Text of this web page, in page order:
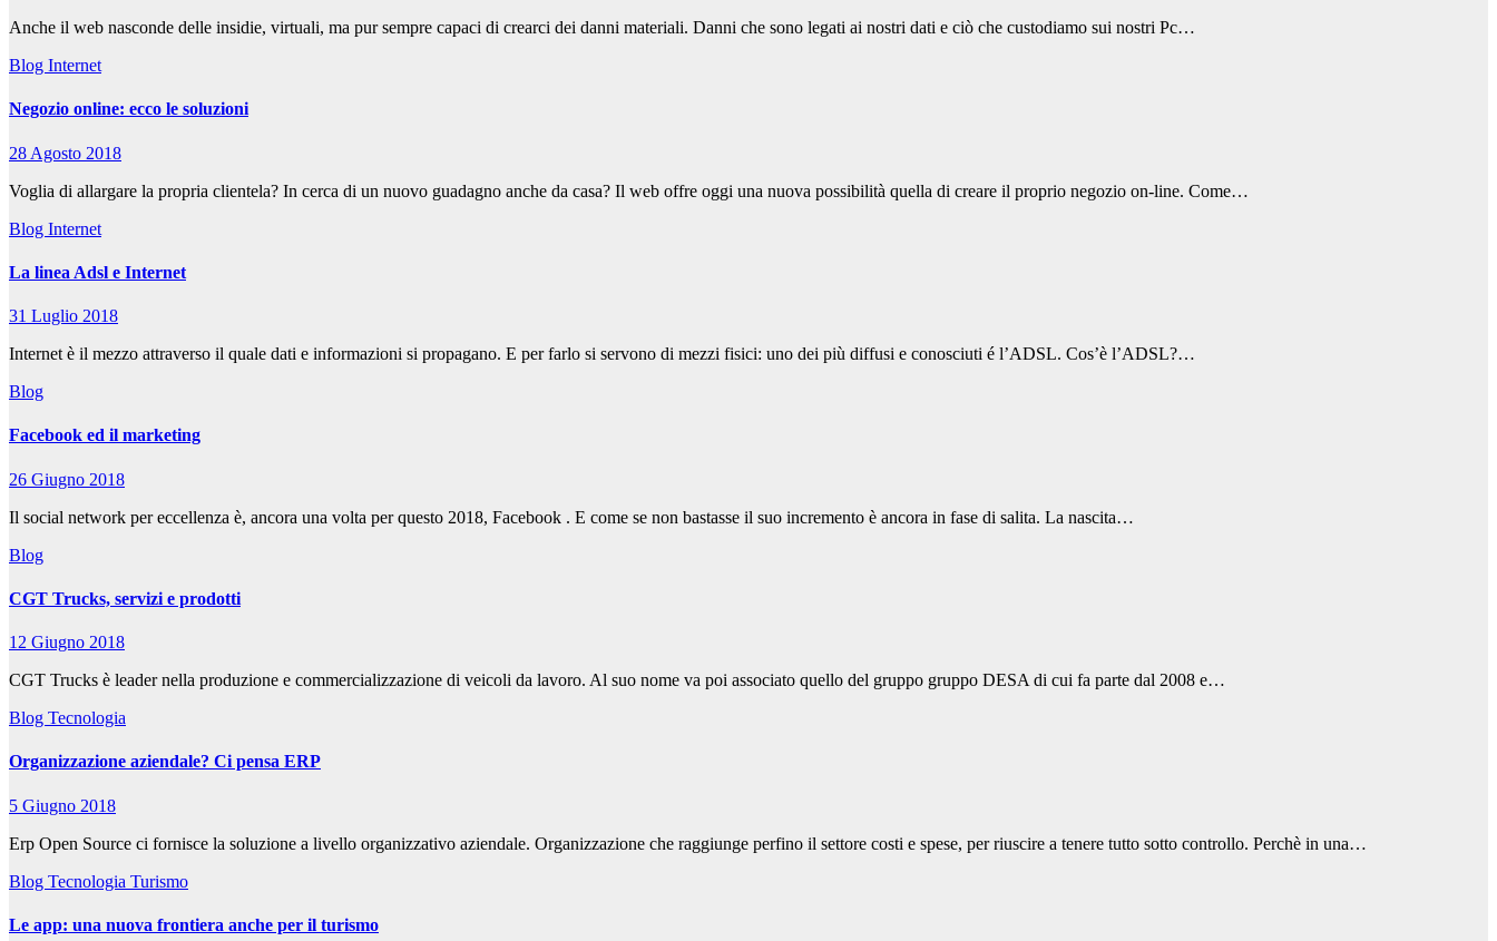
Anche il web nasconde delle insidie, virtuali, ma pur sempre capaci di crearci dei danni materiali. Danni che sono legati ai nostri dati e ciò che custodiamo sui nostri Pc…
Blog Internet
Negozio online: ecco le soluzioni
28 Agosto 2018
Voglia di allargare la propria clientela? In cerca di un nuovo guadagno anche da casa? Il web offre oggi una nuova possibilità quella di creare il proprio negozio on-line. Come…
Blog Internet
La linea Adsl e Internet
31 Luglio 2018
Internet è il mezzo attraverso il quale dati e informazioni si propagano. E per farlo si servono di mezzi fisici: uno dei più diffusi e conosciuti é l’ADSL. Cos’è l’ADSL?…
Blog
Facebook ed il marketing
26 Giugno 2018
Il social network per eccellenza è, ancora una volta per questo 2018, Facebook . E come se non bastasse il suo incremento è ancora in fase di salita. La nascita…
Blog
CGT Trucks, servizi e prodotti
12 Giugno 2018
CGT Trucks è leader nella produzione e commercializzazione di veicoli da lavoro. Al suo nome va poi associato quello del gruppo gruppo DESA di cui fa parte dal 2008 e…
Blog Tecnologia
Organizzazione aziendale? Ci pensa ERP
5 Giugno 2018
Erp Open Source ci fornisce la soluzione a livello organizzativo aziendale. Organizzazione che raggiunge perfino il settore costi e spese, per riuscire a tenere tutto sotto controllo. Perchè in una…
Blog Tecnologia Turismo
Le app: una nuova frontiera anche per il turismo